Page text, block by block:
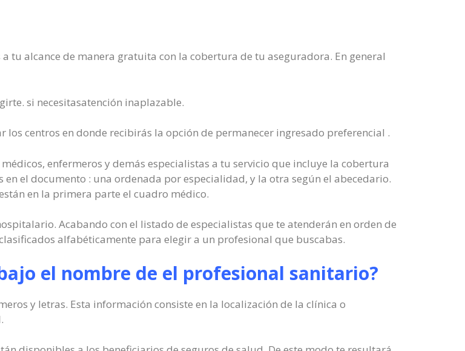
tu alcance de manera gratuita con la cobertura de tu aseguradora. En general
si necesitasatención inaplazable.
los centros en donde recibirás la opción de permanecer ingresado preferencial .
enfermeros y demás especialistas a tu servicio que incluye la cobertura
en el documento : una ordenada por especialidad, y la otra según el abecedario.
en la primera parte el cuadro médico.
Acabando con el listado de especialistas que te atenderán en orden de
alfabéticamente para elegir a un profesional que buscabas.
el nombre de el profesional sanitario?
y letras. Esta información consiste en la localización de la clínica o